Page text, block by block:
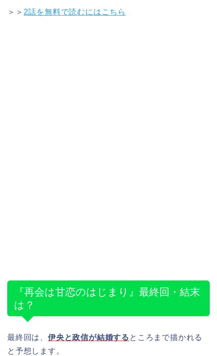
＞＞ 2話を無料で読むにはこちら
『再会は甘恋のはじまり』最終回・結末
は？
最終回は、 伊央と政信が結婚する ところまで描かれる
と予想します。